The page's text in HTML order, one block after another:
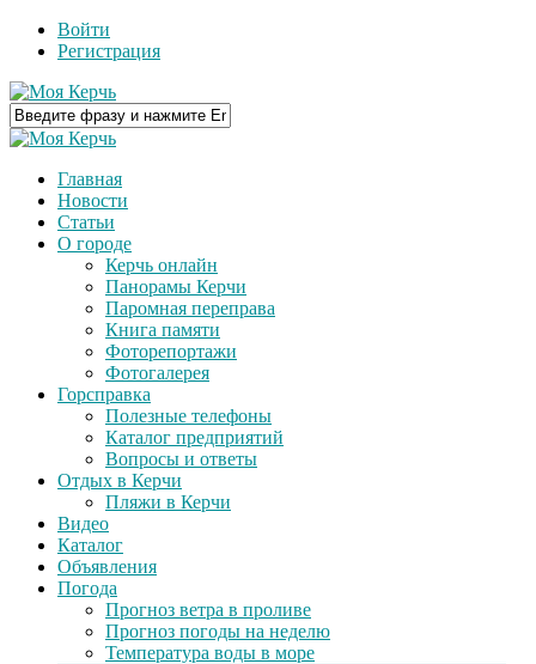
Войти
Регистрация
Главная
Новости
Статьи
О городе
Керчь онлайн
Панорамы Керчи
Паромная переправа
Книга памяти
Фоторепортажи
Фотогалерея
Горсправка
Полезные телефоны
Каталог предприятий
Вопросы и ответы
Отдых в Керчи
Пляжи в Керчи
Видео
Каталог
Объявления
Погода
Прогноз ветра в проливе
Прогноз погоды на неделю
Температура воды в море